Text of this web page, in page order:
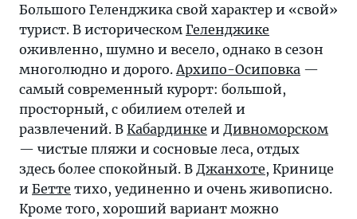
Большого Геленджика свой характер и «свой»
турист. В историческом Геленджике
оживленно, шумно и весело, однако в сезон
многолюдно и дорого. Архипо-Осиповка —
самый современный курорт: большой,
просторный, с обилием отелей и
развлечений. В Кабардинке и Дивноморском
— чистые пляжи и сосновые леса, отдых
здесь более спокойный. В Джанхоте, Кринице
и Бетте тихо, уединенно и очень живописно.
Кроме того, хороший вариант можно